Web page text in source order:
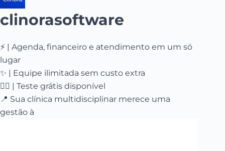
clinorasoftware
⚡ | Agenda, financeiro e atendimento em um só
lugar
✨ | Equipe ilimitada sem custo extra
👇🏻 | Teste grátis disponível
📍 Sua clínica multidisciplinar merece uma
gestão à